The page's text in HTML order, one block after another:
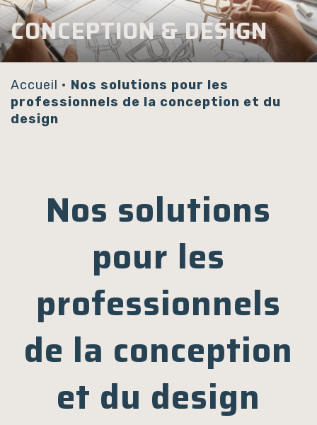
CONCEPTION & DESIGN
Accueil • Nos solutions pour les
professionnels de la conception et du
design
Nos solutions
pour les
professionnels
de la conception
et du design
Panneau de gestion des cookies